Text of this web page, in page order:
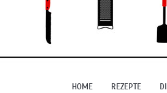
HOME REZEPTE